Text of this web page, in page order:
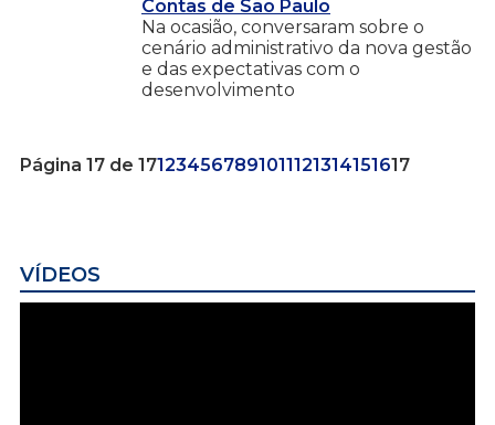
Contas de São Paulo
Na ocasião, conversaram sobre o
cenário administrativo da nova gestão
e das expectativas com o
desenvolvimento
Página 17 de 171234567891011121314151617
VÍDEOS